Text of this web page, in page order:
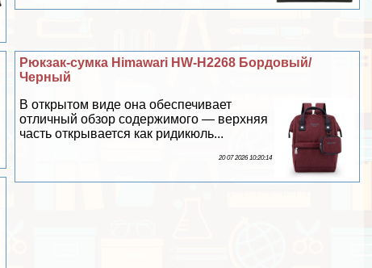
Рюкзак-сумка Himawari HW-H2268 Бордовый/
Черный
В открытом виде она обеспечивает
отличный обзор содержимого — верхняя
часть открывается как ридикюль...
20 07 2026 10:20:14